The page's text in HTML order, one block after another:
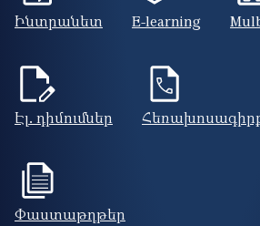
Ինտրանետ E-learning
Էլ. դիմումներ
Փաստաթղթեր